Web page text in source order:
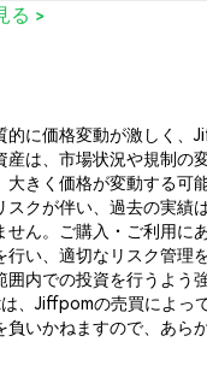
る >
的に価格変動が激しく、
産は、市場状況や規制の
大きく価格が変動する可
スクが伴い、過去の実績
せん。ご購入・ご利用に
い、適切なリスク管理
囲内での投資を行うよう
、Jiffpomの売買によっ
負いかねますので、あら